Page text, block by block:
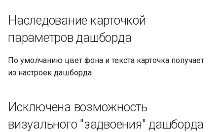
Наследование карточкой
параметров дашборда
По умолчанию цвет фона и текста карточка получает
из настроек дашборда.
Исключена возможность
визуального "задвоения" дашборда